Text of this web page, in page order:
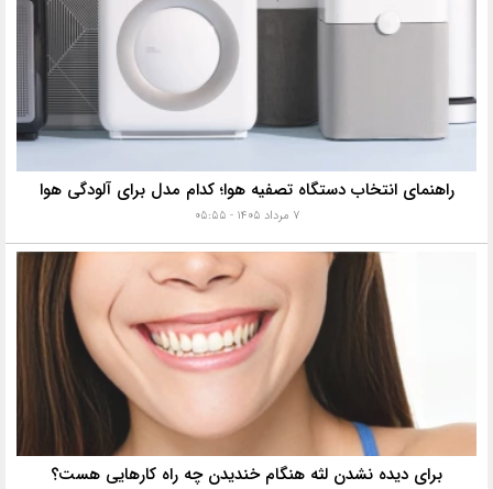
راهنمای انتخاب دستگاه تصفیه هوا؛ کدام مدل برای آلودگی هوا
۷ مرداد ۱۴۰۵ - ۰۵:۵۵
برای دیده نشدن لثه هنگام خندیدن چه راه کارهایی هست؟